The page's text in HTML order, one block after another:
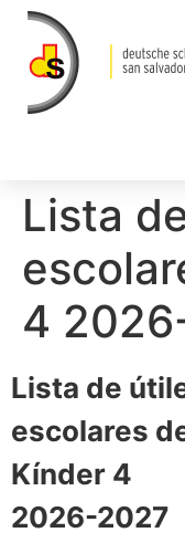
Lista
4
Lista de
escolares
Kínder 4
2026-2027